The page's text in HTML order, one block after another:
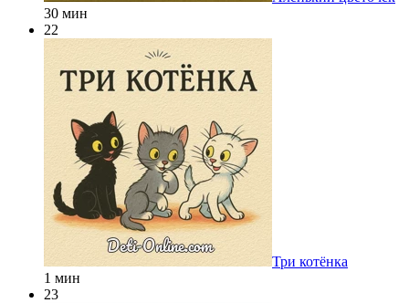
30 мин
22
Три котёнка
1 мин
23